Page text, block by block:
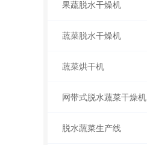
果蔬脱水干燥机
蔬菜脱水干燥机
蔬菜烘干机
网带式脱水蔬菜干燥机
脱水蔬菜生产线